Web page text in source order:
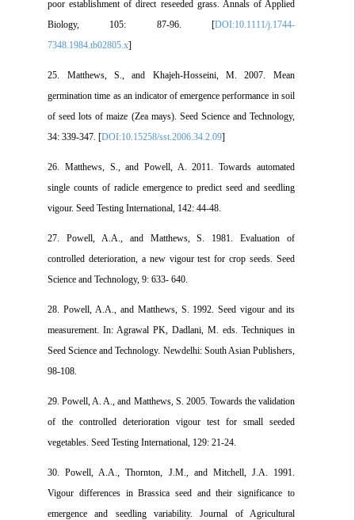
poor establishment of direct reseeded grass. Annals of Applied
Biology, 105: 87-96. [DOI:10.1111/j.1744-
7348.1984.tb02805.x
25. Matthews, S., and Khajeh-Hosseini, M. 2007. Mean
germination time as an indicator of emergence performance in soil
of seed lots of maize (Zea mays). Seed Science and Technology,
34: 339-347. [DOI:10.15258/sst.2006.34.2.09
26. Matthews, S., and Powell, A. 2011. Towards automated
single counts of radicle emergence to predict seed and seedling
vigour. Seed Testing International, 142: 44-48.
27. Powell, A.A., and Matthews, S. 1981. Evaluation of
controlled deterioration, a new vigour test for crop seeds. Seed
Science and Technology, 9: 633- 640.
28. Powell, A.A., and Matthews, S. 1992. Seed vigour and its
measurement. In: Agrawal PK, Dadlani, M. eds. Techniques in
Seed Science and Technology. Newdelhi: South Asian Publishers,
98-108.
29. Powell, A. A., and Matthews, S. 2005. Towards the validation
of the controlled deterioration vigour test for small seeded
vegetables. Seed Testing International, 129: 21-24.
30. Powell, A.A., Thornton, J.M., and Mitchell, J.A. 1991.
Vigour differences in Brassica seed and their significance to
emergence and seedling variability. Journal of Agricultural